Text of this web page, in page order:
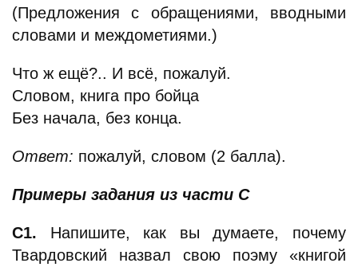
(Предложения с обращениями, вводными
словами и междометиями.)
Что ж ещё?.. И всё, пожалуй.
Словом, книга про бойца
Без начала, без конца.
Ответ: пожалуй, словом (2 балла).
Примеры задания из части С
С1. Напишите, как вы думаете, почему
Твардовский назвал свою поэму «книгой